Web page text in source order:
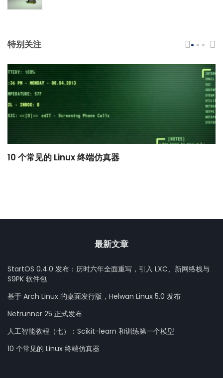
特别关注
10 个常见的 Linux 终端仿真器
最新文章
StartOS 0.4.0 发布：历时六年全面重写，引入 LXC、新网络栈与
S9PK 软件包
基于 Arch Linux 的桌面发行版，Helwan Linux 5.0 发布
Netrunner 25 正式发布
人工智能教程（七）：Scikit-learn 和训练第一个模型
10 个常见的 Linux 终端仿真器